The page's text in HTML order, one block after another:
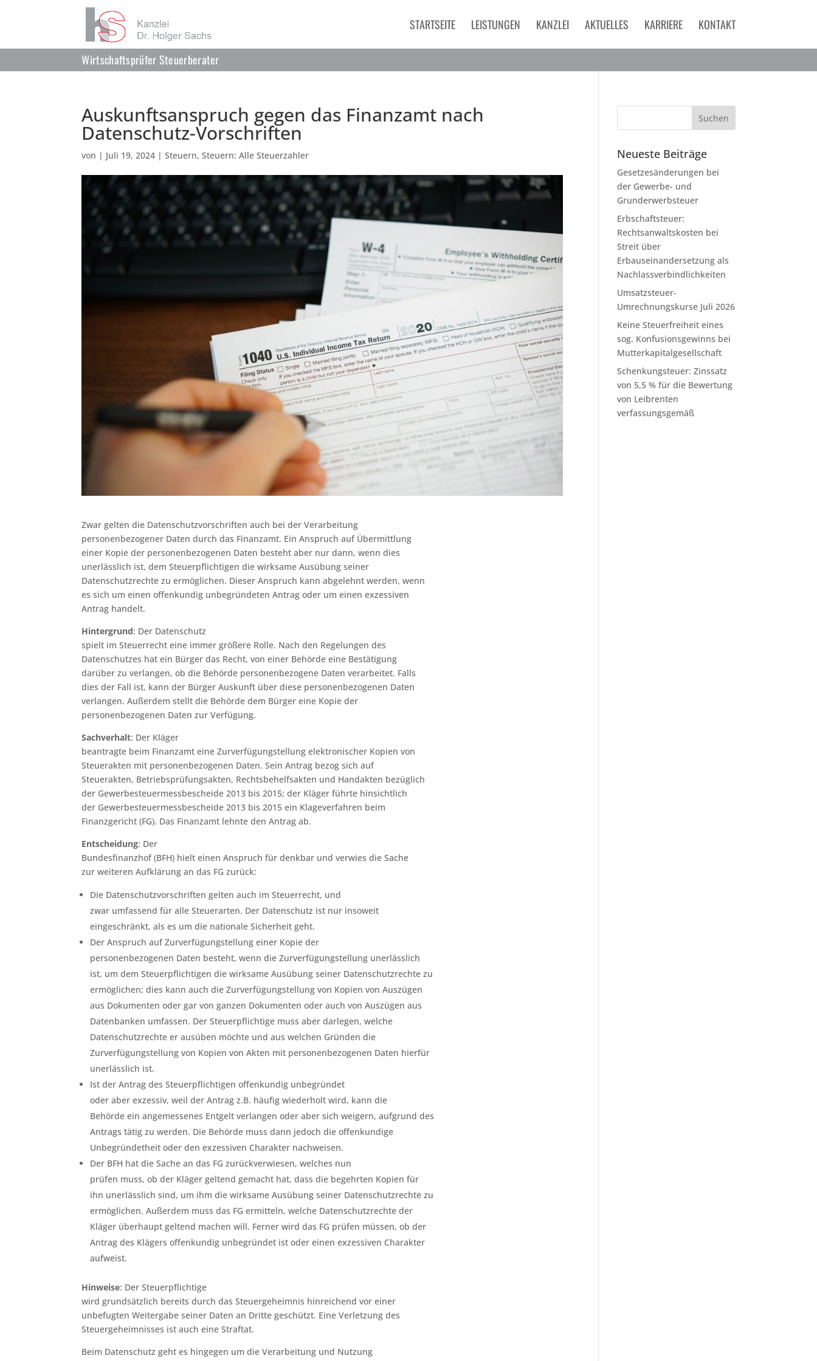
STARTSEITE LEISTUNGEN KANZLEI AKTUELLES KARRIERE KONTAKT
Wirtschaftsprüfer Steuerberater
Auskunftsanspruch gegen das Finanzamt nach
Datenschutz-Vorschriften
von | Juli 19, 2024 |Steuern,Steuern: Alle Steuerzahler
Zwar gelten die Datenschutzvorschriften auch bei der Verarbeitung
personenbezogener Daten durch das Finanzamt. Ein Anspruch auf Übermittlung
einer Kopie der personenbezogenen Daten besteht aber nur dann, wenn dies
unerlässlich ist, dem Steuerpflichtigen die wirksame Ausübung seiner
Datenschutzrechte zu ermöglichen. Dieser Anspruch kann abgelehnt werden, wenn
es sich um einen offenkundig unbegründeten Antrag oder um einen exzessiven
Antrag handelt.
Hintergrund: Der Datenschutz
spielt im Steuerrecht eine immer größere Rolle. Nach den Regelungen des
Datenschutzes hat ein Bürger das Recht, von einer Behörde eine Bestätigung
darüber zu verlangen, ob die Behörde personenbezogene Daten verarbeitet. Falls
dies der Fall ist, kann der Bürger Auskunft über diese personenbezogenen Daten
verlangen. Außerdem stellt die Behörde dem Bürger eine Kopie der
personenbezogenen Daten zur Verfügung.
Sachverhalt: Der Kläger
beantragte beim Finanzamt eine Zurverfügungstellung elektronischer Kopien von
Steuerakten mit personenbezogenen Daten. Sein Antrag bezog sich auf
Steuerakten, Betriebsprüfungsakten, Rechtsbehelfsakten und Handakten bezüglich
der Gewerbesteuermessbescheide 2013 bis 2015; der Kläger führte hinsichtlich
der Gewerbesteuermessbescheide 2013 bis 2015 ein Klageverfahren beim
Finanzgericht (FG). Das Finanzamt lehnte den Antrag ab.
Entscheidung: Der
Bundesfinanzhof (BFH) hielt einen Anspruch für denkbar und verwies die Sache
zur weiteren Aufklärung an das FG zurück:
Die Datenschutzvorschriften gelten auch im Steuerrecht, und
zwar umfassend für alle Steuerarten. Der Datenschutz ist nur insoweit
eingeschränkt, als es um die nationale Sicherheit geht.
Der Anspruch auf Zurverfügungstellung einer Kopie der
personenbezogenen Daten besteht, wenn die Zurverfügungstellung unerlässlich
ist, um dem Steuerpflichtigen die wirksame Ausübung seiner Datenschutzrechte zu
ermöglichen; dies kann auch die Zurverfügungstellung von Kopien von Auszügen
aus Dokumenten oder gar von ganzen Dokumenten oder auch von Auszügen aus
Datenbanken umfassen. Der Steuerpflichtige muss aber darlegen, welche
Datenschutzrechte er ausüben möchte und aus welchen Gründen die
Zurverfügungstellung von Kopien von Akten mit personenbezogenen Daten hierfür
unerlässlich ist.
Ist der Antrag des Steuerpflichtigen offenkundig unbegründet
oder aber exzessiv, weil der Antrag z.B. häufig wiederholt wird, kann die
Behörde ein angemessenes Entgelt verlangen oder aber sich weigern, aufgrund des
Antrags tätig zu werden. Die Behörde muss dann jedoch die offenkundige
Unbegründetheit oder den exzessiven Charakter nachweisen.
Der BFH hat die Sache an das FG zurückverwiesen, welches nun
prüfen muss, ob der Kläger geltend gemacht hat, dass die begehrten Kopien für
ihn unerlässlich sind, um ihm die wirksame Ausübung seiner Datenschutzrechte zu
ermöglichen. Außerdem muss das FG ermitteln, welche Datenschutzrechte der
Kläger überhaupt geltend machen will. Ferner wird das FG prüfen müssen, ob der
Antrag des Klägers offenkundig unbegründet ist oder einen exzessiven Charakter
aufweist.
Hinweise: Der Steuerpflichtige
wird grundsätzlich bereits durch das Steuergeheimnis hinreichend vor einer
unbefugten Weitergabe seiner Daten an Dritte geschützt. Eine Verletzung des
Steuergeheimnisses ist auch eine Straftat.
Beim Datenschutz geht es hingegen um die Verarbeitung und Nutzung
Neueste Beiträge
Gesetzesänderungen bei
der Gewerbe- und
Grunderwerbsteuer
Erbschaftsteuer:
Rechtsanwaltskosten bei
Streit über
Erbauseinandersetzung als
Nachlassverbindlichkeiten
Umsatzsteuer-
Umrechnungskurse Juli 2026
Keine Steuerfreiheit eines
sog. Konfusionsgewinns bei
Mutterkapitalgesellschaft
Schenkungsteuer: Zinssatz
von 5,5 % für die Bewertung
von Leibrenten
verfassungsgemäß